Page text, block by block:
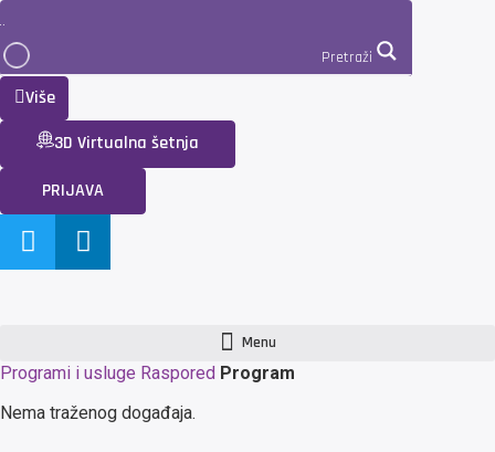
Pretraži
Više
3D Virtualna šetnja
PRIJAVA
Menu
Programi i usluge Raspored Program
Nema traženog događaja.